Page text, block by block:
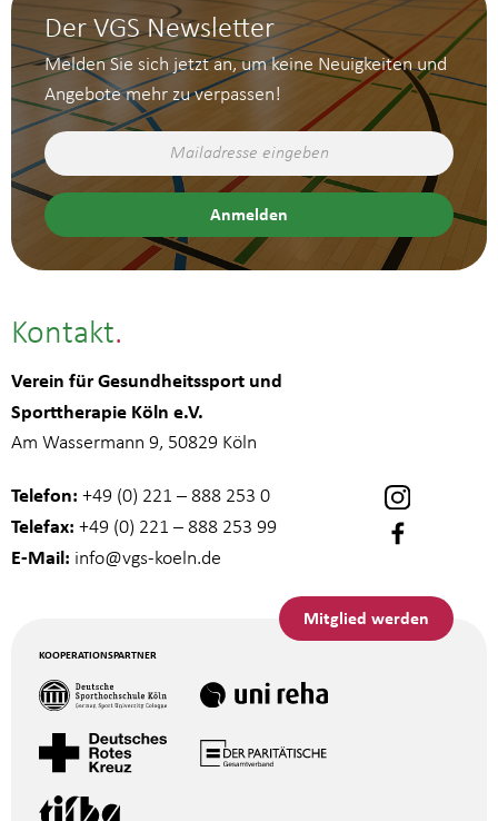
Der VGS Newsletter
Melden Sie sich jetzt an, um keine Neuigkeiten und
Angebote mehr zu verpassen!
Kontakt
Verein für Gesundheitssport und
Sporttherapie Köln e.V.
Am Wassermann 9, 50829 Köln
Telefon: +49 (0) 221 – 888 253 0
Telefax: +49 (0) 221 – 888 253 99
E-Mail: info@vgs-koeln.de
Mitglied werden
KOOPERATIONSPARTNER